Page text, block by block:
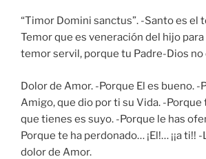
“Timor Domini sanctus”. -Santo es el
Temor que es veneración del hijo para
temor servil, porque tu Padre-Dios no
Dolor de Amor. -Porque El es bueno. -
Amigo, que dio por ti su Vida. -
que tienes es suyo. -Porque le has
Porque te ha perdonado… ¡El!… ¡¡a ti!!
dolor de Amor.